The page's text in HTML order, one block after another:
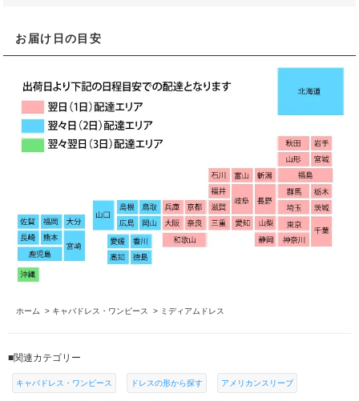
お届け日の目安
ホーム > キャバドレス・ワンピース > ミディアムドレス
■関連カテゴリー
キャバドレス・ワンピース ドレスの形から探す アメリカンスリーブ